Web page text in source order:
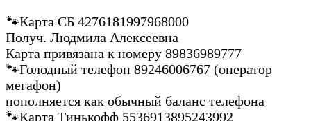
🐾Карта СБ 4276181997968000
Получ. Людмила Алексеевна
Карта привязана к номеру 89836989777
🐾Голодный телефон 89246006767 (оператор
мегафон)
пополняется как обычный баланс телефона
🐾Карта Тинькофф 5536913895243992